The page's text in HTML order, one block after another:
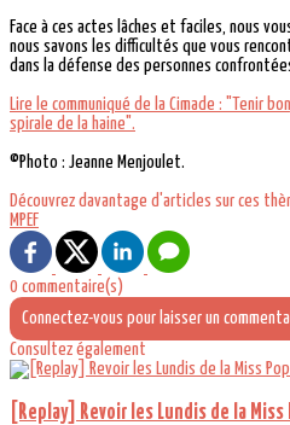
Face à ces actes lâches et faciles, nous
nous savons les difficultés que vous
dans la défense des personnes
Lire le communiqué de la Cimade : "Tenir
spirale de la haine".
©Photo : Jeanne Menjoulet.
Découvrez davantage d'articles sur ces
MPEF
0 commentaire(s)
Connectez-vous pour laisser un
Consultez également
[Replay] Revoir les Lundis de la